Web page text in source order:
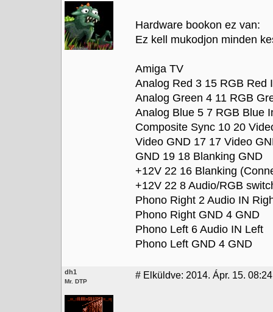
Hardware bookon ez van:
Ez kell mukodjon minden
Amiga TV
Analog Red 3 15 RGB Red
Analog Green 4 11 RGB
Analog Blue 5 7 RGB Blue
Composite Sync 10 20
Video GND 17 17 Video
GND 19 18 Blanking GND
+12V 22 16 Blanking
+12V 22 8 Audio/RGB
Phono Right 2 Audio IN
Phono Right GND 4 GND
Phono Left 6 Audio IN Left
Phono Left GND 4 GND
dh1
Mr. DTP
# Elküldve: 2014. Ápr. 15. 08:24